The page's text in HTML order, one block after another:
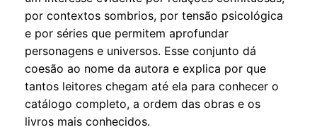
por contextos sombrios, por tensão psicológica
e por séries que permitem aprofundar
personagens e universos. Esse conjunto dá
coesão ao nome da autora e explica por que
tantos leitores chegam até ela para conhecer o
catálogo completo, a ordem das obras e os
livros mais conhecidos.